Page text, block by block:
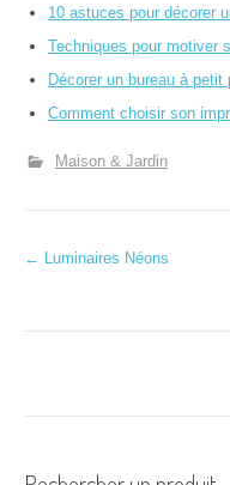
10 astuces pour décorer
Techniques pour motiver
Décorer un bureau à
Comment choisir son
Maison & Jardin
N
← Luminaires Néons